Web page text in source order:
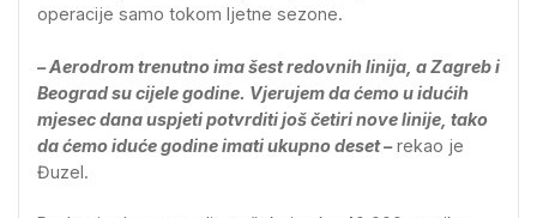
operacije samo tokom ljetne sezone.
– Aerodrom trenutno ima šest redovnih linija, a Zagreb i
Beograd su cijele godine. Vjerujem da ćemo u idućih
mjesec dana uspjeti potvrditi još četiri nove linije, tako
da ćemo iduće godine imati ukupno deset –rekao je
Đuzel.